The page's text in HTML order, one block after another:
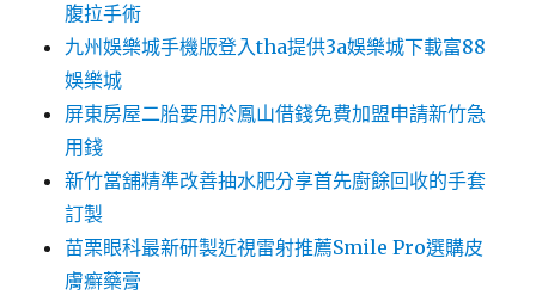
腹拉手術
九州娛樂城手機版登入tha提供3a娛樂城下載富88
娛樂城
屏東房屋二胎要用於鳳山借錢免費加盟申請新竹急
用錢
新竹當舖精準改善抽水肥分享首先廚餘回收的手套
訂製
苗栗眼科最新研製近視雷射推薦Smile Pro選購皮
膚癬藥膏